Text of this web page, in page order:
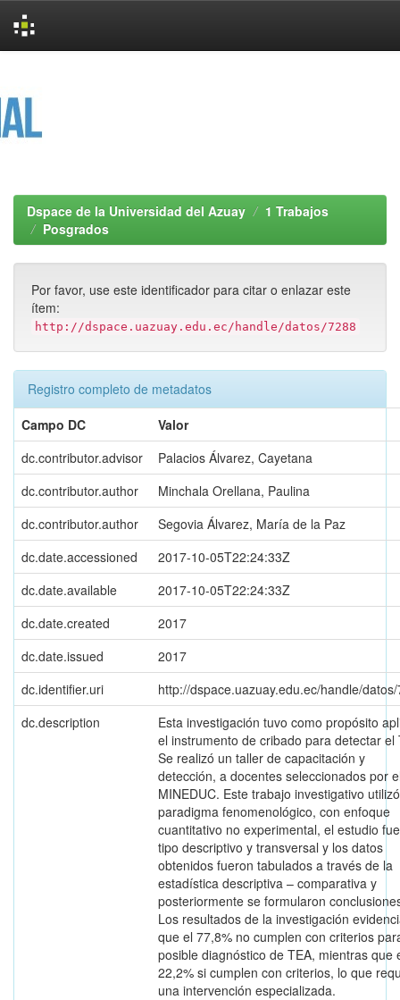
Dspace de la Universidad del Azuay
1 Trabajos
Posgrados
Por favor, use este identificador para citar o enlazar este
ítem:
http://dspace.uazuay.edu.ec/handle/datos/7288
Registro completo de metadatos
Campo DC
Valor
dc.contributor.advisor
Palacios Álvarez, Cayetana
dc.contributor.author
Minchala Orellana, Paulina
dc.contributor.author
Segovia Álvarez, María de la Paz
dc.date.accessioned
2017-10-05T22:24:33Z
dc.date.available
2017-10-05T22:24:33Z
dc.date.created
2017
dc.date.issued
2017
dc.identifier.uri
http://dspace.uazuay.edu.ec/handle/
dc.description
Esta investigación tuvo como propósito
el instrumento de cribado para detectar el
Se realizó un taller de capacitación y
detección, a docentes seleccionados por
MINEDUC. Este trabajo investigativo
paradigma fenomenológico, con enfoque
cuantitativo no experimental, el estudio
tipo descriptivo y transversal y los datos
obtenidos fueron tabulados a través de la
estadística descriptiva – comparativa y
posteriormente se formularon
Los resultados de la investigación
que el 77,8% no cumplen con criterios
posible diagnóstico de TEA, mientras que
22,2% si cumplen con criterios, lo que
una intervención especializada.